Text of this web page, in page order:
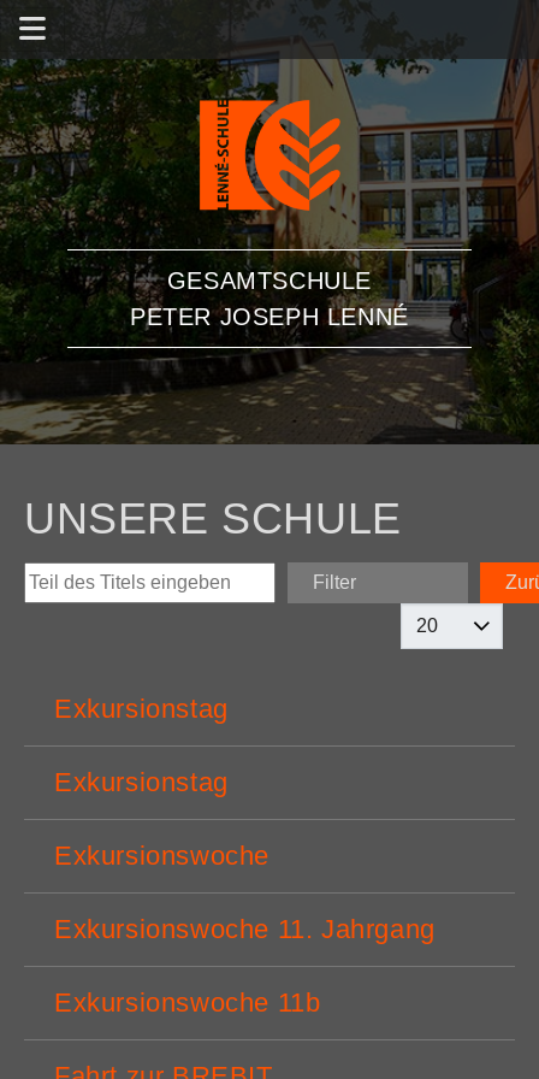
GESAMTSCHULE
PETER JOSEPH LENNÉ
UNSERE SCHULE
Teil des Titels eingeben
Filter
Exkursionstag
Exkursionstag
Exkursionswoche
Exkursionswoche 11. Jahrgang
Exkursionswoche 11b